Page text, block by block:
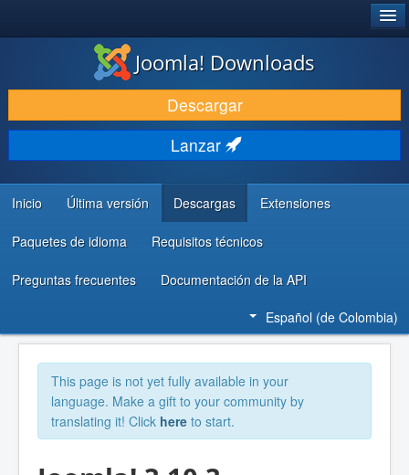
DESCARGAR
DESCUBRE Y APRENDE
COMUNIDAD Y AYUDA
RECURSOS PARA DESARROLLADORES
Joomla! Downloads
Descargar
Lanzar
Inicio Última versión Descargas Extensiones
Paquetes de idioma Requisitos técnicos
Preguntas frecuentes Documentación de la API
Español (de Colombia)
This page is not yet fully available in your
language. Make a gift to your community by
translating it! Click here to start.